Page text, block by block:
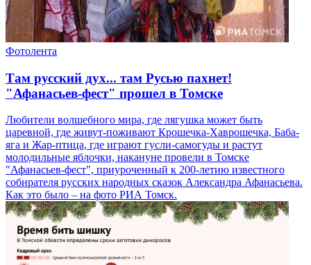
Фотолента
Там русский дух... там Русью пахнет!
"Афанасьев-фест" прошел в Томске
Любители волшебного мира, где лягушка может быть
царевной, где живут-поживают Крошечка-Хаврошечка, Баба-
яга и Жар-птица, где играют гусли-самогуды и растут
молодильные яблочки, накануне провели в Томске
"Афанасьев-фест", приуроченный к 200-летию известного
собирателя русских народных сказок Александра Афанасьева.
Как это было – на фото РИА Томск.